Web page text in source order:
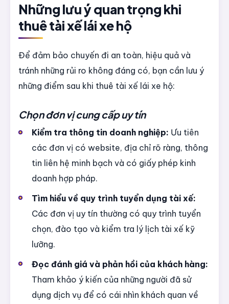
Những lưu ý quan trọng khi
thuê tài xế lái xe hộ
Để đảm bảo chuyến đi an toàn, hiệu quả và
tránh những rủi ro không đáng có, bạn cần lưu ý
những điểm sau khi thuê tài xế lái xe hộ:
Chọn đơn vị cung cấp uy tín
Kiểm tra thông tin doanh nghiệp: Ưu tiên
các đơn vị có website, địa chỉ rõ ràng, thông
tin liên hệ minh bạch và có giấy phép kinh
doanh hợp pháp.
Tìm hiểu về quy trình tuyển dụng tài xế:
Các đơn vị uy tín thường có quy trình tuyển
chọn, đào tạo và kiểm tra lý lịch tài xế kỹ
lưỡng.
Đọc đánh giá và phản hồi của khách hàng:
Tham khảo ý kiến của những người đã sử
dụng dịch vụ để có cái nhìn khách quan về